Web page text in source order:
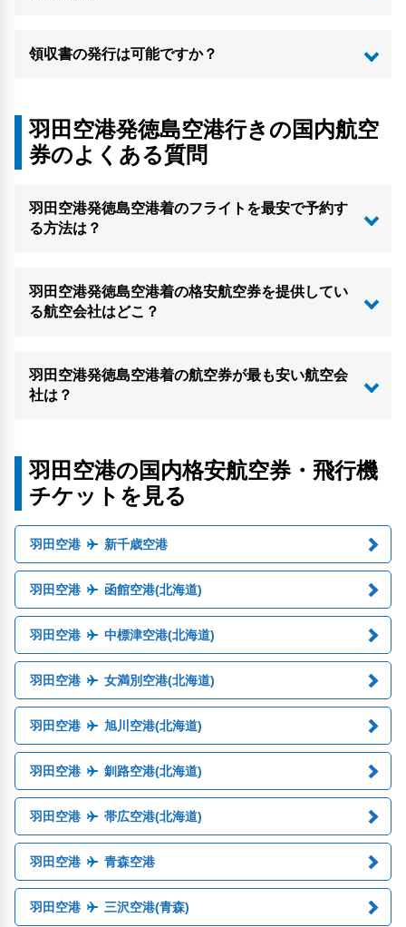
領収書の発行は可能ですか？
羽田空港発徳島空港行きの国内航空
券のよくある質問
羽田空港発徳島空港着のフライトを最安で予約す
る方法は？
羽田空港発徳島空港着の格安航空券を提供してい
る航空会社はどこ？
羽田空港発徳島空港着の航空券が最も安い航空会
社は？
羽田空港の国内格安航空券・飛行機
チケットを見る
羽田空港 新千歳空港
羽田空港 函館空港(北海道)
羽田空港 中標津空港(北海道)
羽田空港 女満別空港(北海道)
羽田空港 旭川空港(北海道)
羽田空港 釧路空港(北海道)
羽田空港 帯広空港(北海道)
羽田空港 青森空港
羽田空港 三沢空港(青森)